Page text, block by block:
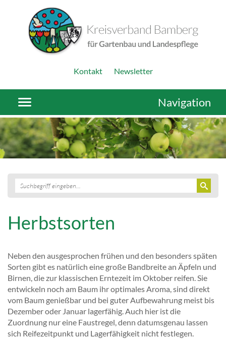
Kontakt Newsletter
Navigation
Herbstsorten
Neben den ausgesprochen frühen und den besonders späten
Sorten gibt es natürlich eine große Bandbreite an Äpfeln und
Birnen, die zur klassischen Erntezeit im Oktober reifen. Sie
entwickeln noch am Baum ihr optimales Aroma, sind direkt
vom Baum genießbar und bei guter Aufbewahrung meist bis
Dezember oder Januar lagerfähig. Auch hier ist die
Zuordnung nur eine Faustregel, denn datumsgenau lassen
sich Reifezeitpunkt und Lagerfähigkeit nicht festlegen.